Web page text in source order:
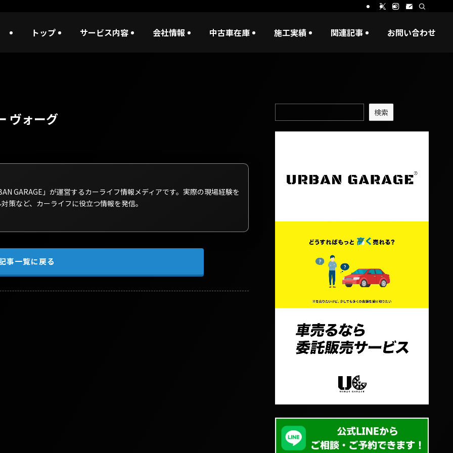
トップ サービス内容 会社情報 中古車在庫 施工実績 関連記事 お問い合わせ
ヴォーグ
GARAGE」が運営するカーライフ情報メディアです。実際の現場経験を
策など、カーライフに役立つ情報を発信。
事一覧に戻る
検索